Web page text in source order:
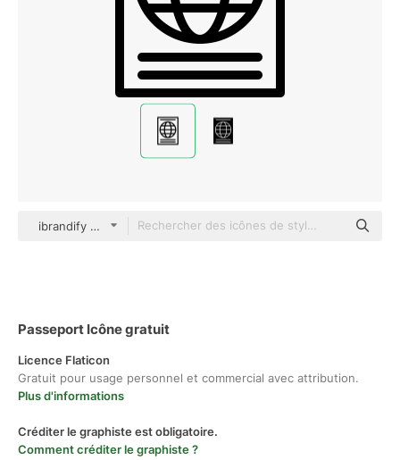
ibrandify Detailed Outline
Passeport Icône gratuit
Licence Flaticon
Gratuit pour usage personnel et commercial avec attribution.
Plus d'informations
Créditer le graphiste est obligatoire.
Comment créditer le graphiste ?